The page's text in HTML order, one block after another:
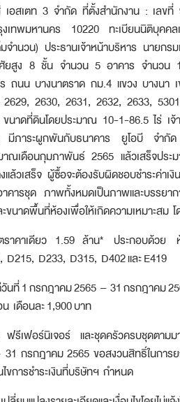
หรับ:
เอสเตท 3 จำกัด ที่ตั้งสำนักงาน : เล
เทพมหานคร 10220 ทะเบียนนิติบุคค
จำนวน) ประธานเจ้าหน้าบริหาร นายก
ศัยสูง 8 ชั้น จำนวน 5 อาคาร จำนวน
ถนน บางนาตราด กม.4 แขวง บางนา
2630, 2631, 2632, 2633,
าดที่ดินโดยประมาณ 10-1-86.5 ไร่ เจ้
มีภาระผูกพันกับธนาคาร ยูโอบี จำกั
าณเดือนกุมภาพันธ์ 2565 แล้วเสร็จประ
แล้วเสร็จ ผู้ซื้อจะต้องรับผิดชอบชำระค่าเ
คารชุด ภาพทั้งหมดเป็นภาพและบรรยา
ขนาดพื้นที่ห้องเพื่อให้เกิดความเหมาะสม
ยว 1.59 ล้าน* ประกอบด้วย ห้
D215, D233, D315, D402 และ E419
1 กรกฎาคม 2565 – 31 กรกฎาคม
เดือนละ 1,900 บาท
จอร์ และชุดครัวครบชุดตามมาตรฐ
กรกฎาคม 2565 ขอสงวนสิทธิ์ในการย
ขการชำระเงินที่บริษัทฯ กำหนด
ดข้อมูลข่าวสาร และโอกาสรับข้อเสนอที่
ชันและข่าวสารจาก